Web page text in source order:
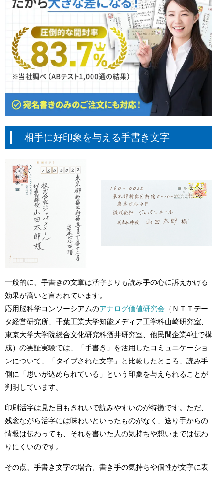
相手に好印象を与える手書き文字
一般的に、手書きの文章は活字よりも読み手の心に訴えかける
効果が高いと言われています。
応用脳科学コンソーシアムのアナログ価値研究会 （ＮＴＴデー
タ経営研究所、千葉工業大学知能メディア工学科山崎研究室、
東京大学大学院総合文化研究科酒井研究室、他民間企業4社で構
成）の実証実験では、「手書き」を活用したコミュニケーショ
ンについて、「タイプされた文字」と比較したところ、読み手
側に「思いが込められている」という印象を与えられることが
判明しています。
印刷活字は見た目もきれいで読みやすいのが特徴です。ただ、
残念ながら活字には味わいといったものがなく、送り手からの
情報は伝わっても、それを書いた人の気持ちや想いまでは伝わ
りにくいのです。
その点、手書き文字の場合、書き手の気持ちや個性が文字に表